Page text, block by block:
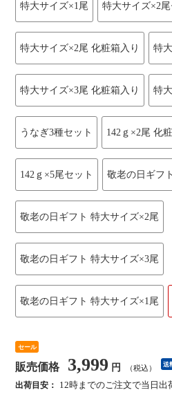
特大サイズ×1尾 特大サイズ×2尾
特大サイズ×2尾 化粧箱入り 特
特大サイズ×3尾 化粧箱入り 特
うなぎ3種セット 142ｇ×2尾 化
142ｇ×5尾セット 敬老の日ギフ
敬老の日ギフト 特大サイズ×2尾
敬老の日ギフト 特大サイズ×3尾
敬老の日ギフト 特大サイズ×1尾
セール
販売価格 3,999 円 （税込） 送
出荷目安：
12時までのご注文で当日出